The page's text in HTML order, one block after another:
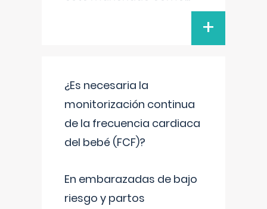
+
¿Es necesaria la
monitorización continua
de la frecuencia cardiaca
del bebé (FCF)?
En embarazadas de bajo
riesgo y partos